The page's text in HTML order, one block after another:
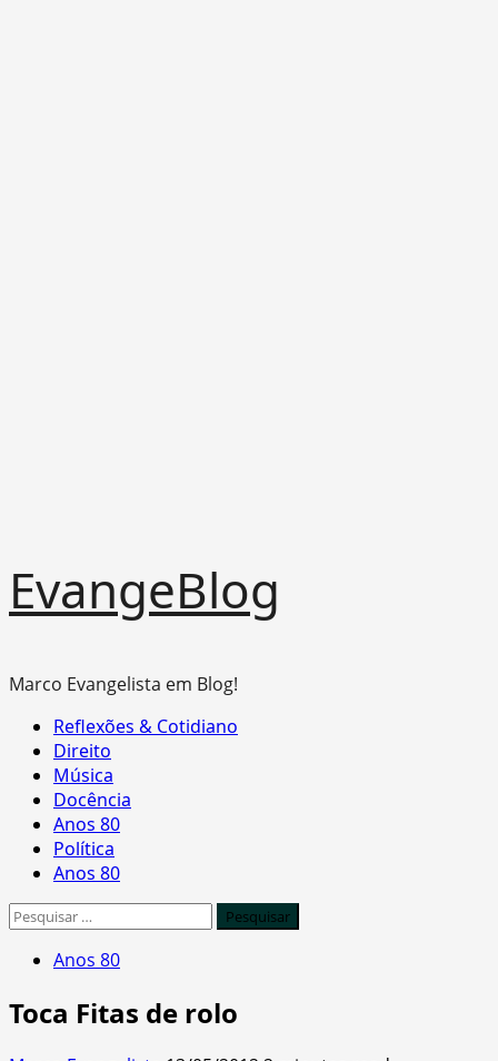
to
content
EvangeBlog
Marco Evangelista em Blog!
Primary
Menu
Reflexões & Cotidiano
Direito
Música
Docência
Anos 80
Política
Anos 80
Pesquisar
Anos 80
Toca Fitas de rolo